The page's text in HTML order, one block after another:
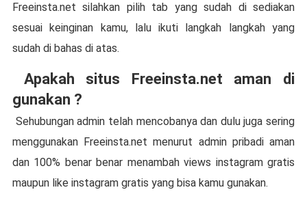
Freeinsta.net silahkan pilih tab yang sudah di sediakan
sesuai keinginan kamu, lalu ikuti langkah langkah yang
sudah di bahas di atas.
Apakah situs Freeinsta.net aman di
gunakan ?
Sehubungan admin telah mencobanya dan dulu juga sering
menggunakan Freeinsta.net menurut admin pribadi aman
dan 100% benar benar menambah views instagram gratis
maupun like instagram gratis yang bisa kamu gunakan.